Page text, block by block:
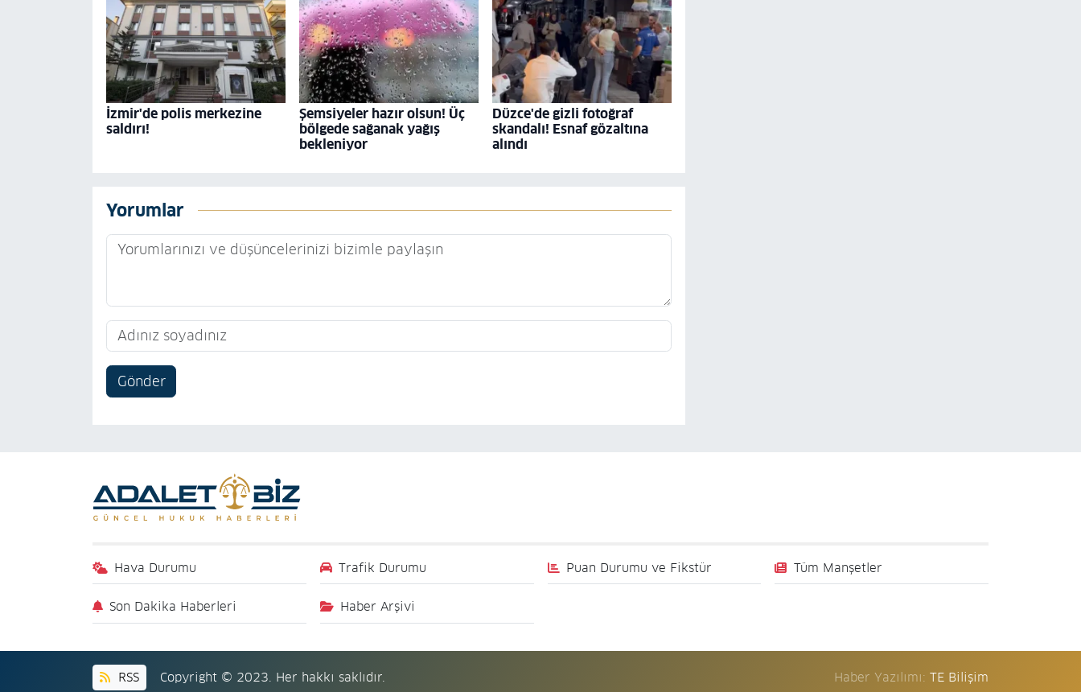
İzmir'de polis merkezine
saldırı!
Şemsiyeler hazır olsun! Üç
bölgede sağanak yağış
bekleniyor
Düzce'de gizli fotoğraf
skandalı! Esnaf gözaltına
alındı
Yorumlar
Gönder
Hava Durumu Trafik Durumu Puan Durumu ve Fikstür Tüm Manşetler
Son Dakika Haberleri Haber Arşivi
RSS Copyright © 2023. Her hakkı saklıdır. Haber Yazılımı:TE Bilişim